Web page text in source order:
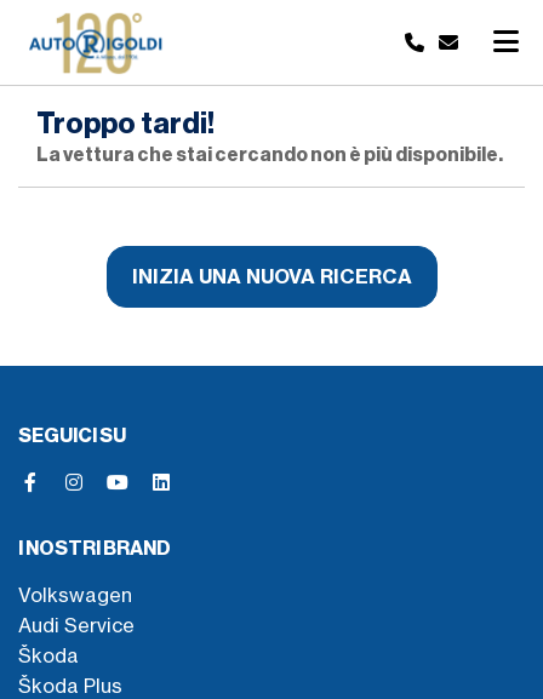
Troppo tardi!
La vettura che stai cercando non è più disponibile.
INIZIA UNA NUOVA RICERCA
SEGUICI SU
I NOSTRI BRAND
Volkswagen
Audi Service
Škoda
Škoda Plus